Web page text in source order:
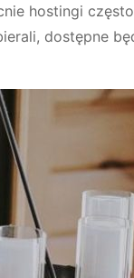
hostingi
dostępne